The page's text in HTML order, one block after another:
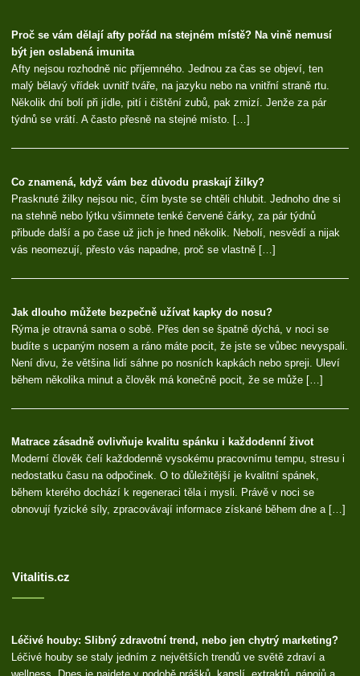
Proč se vám dělají afty pořád na stejném místě? Na vině nemusí
být jen oslabená imunita
Afty nejsou rozhodně nic příjemného. Jednou za čas se objeví, ten
malý bělavý vřídek uvnitř tváře, na jazyku nebo na vnitřní straně rtu.
Několik dní bolí při jídle, pití i čištění zubů, pak zmizí. Jenže za pár
týdnů se vrátí. A často přesně na stejné místo. […]
Co znamená, když vám bez důvodu praskají žilky?
Prasknuté žilky nejsou nic, čím byste se chtěli chlubit. Jednoho dne si
na stehně nebo lýtku všimnete tenké červené čárky, za pár týdnů
přibude další a po čase už jich je hned několik. Nebolí, nesvědí a nijak
vás neomezují, přesto vás napadne, proč se vlastně […]
Jak dlouho můžete bezpečně užívat kapky do nosu?
Rýma je otravná sama o sobě. Přes den se špatně dýchá, v noci se
budíte s ucpaným nosem a ráno máte pocit, že jste se vůbec nevyspali.
Není divu, že většina lidí sáhne po nosních kapkách nebo spreji. Uleví
během několika minut a člověk má konečně pocit, že se může […]
Matrace zásadně ovlivňuje kvalitu spánku i každodenní život
Moderní člověk čelí každodenně vysokému pracovnímu tempu, stresu i
nedostatku času na odpočinek. O to důležitější je kvalitní spánek,
během kterého dochází k regeneraci těla i mysli. Právě v noci se
obnovují fyzické síly, zpracovávají informace získané během dne a […]
Vitalitis.cz
Léčivé houby: Slibný zdravotní trend, nebo jen chytrý marketing?
Léčivé houby se staly jedním z největších trendů ve světě zdraví a